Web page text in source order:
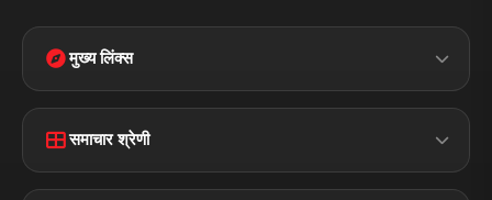
मुख्य लिंक्स
Disclaimer
Terms &
समाचार श्रेणी